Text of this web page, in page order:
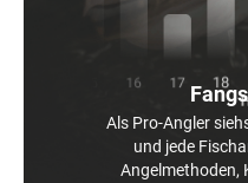
Als Pro-Angler
und jede
Angelmethoden,